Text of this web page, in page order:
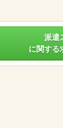
派遣
に関する